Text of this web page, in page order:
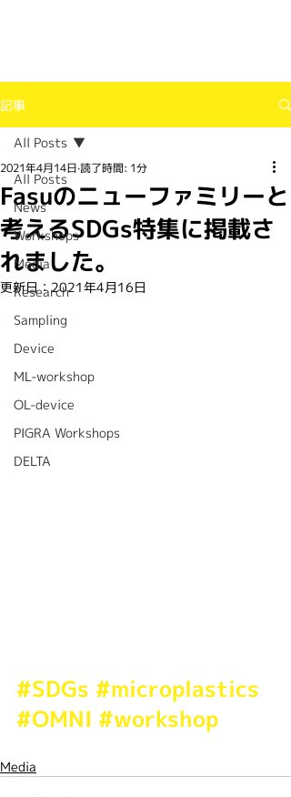
記事
All Posts
News
Workshops
Media
Research
Sampling
Device
ML-workshop
OL-device
PIGRA Workshops
DELTA
All Posts
Fasuのニューファミリーと
考えるSDGs特集に掲載さ
れました。
2021年4月14日 読了時間: 1分
更新日：2021年4月16日
#SDGs #microplastics
#OMNI #workshop
Media